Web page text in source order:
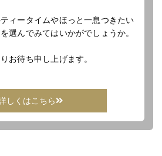
ィータイムやほっと一息つきたい
選んでみてはいかがでしょうか。
お待ち申し上げます。
しくはこちら